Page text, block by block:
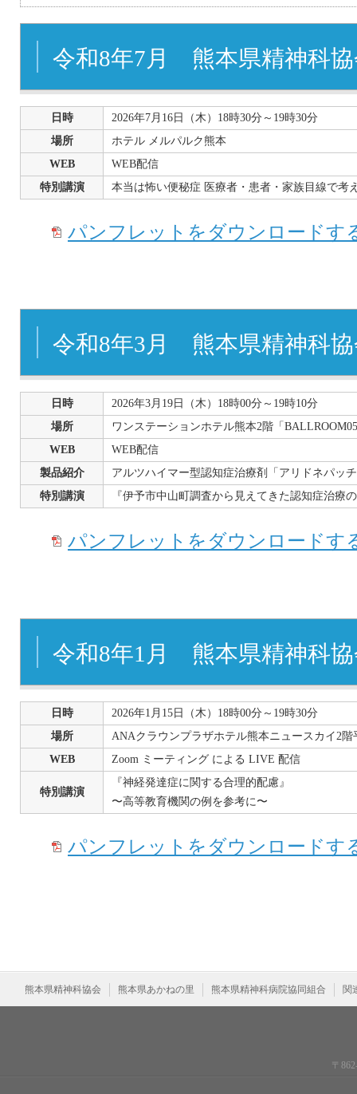
令和8年7月 熊本県精神科
日時
2026年7月16日（木）18時30分～19時30分
場所
ホテル メルパルク熊本
WEB
WEB配信
特別講演
本当は怖い便秘症 医療者・患者・家族目線で考
パンフレットをダウンロードす
令和8年3月 熊本県精神科
日時
2026年3月19日（木）18時00分～19時10分
場所
ワンステーションホテル熊本2階「
WEB
WEB配信
製品紹介
アルツハイマー型認知症治療剤「アリドネパッ
特別講演
『伊予市中山町調査から見えてきた認知症治療
パンフレットをダウンロードす
令和8年1月 熊本県精神科
日時
2026年1月15日（木）18時00分～19時30分
場所
ANAクラウンプラザホテル熊本ニュースカイ2階
WEB
Zoom ミーティング による LIVE 配信
特別講演
『神経発達症に関する合理的配慮』
〜⾼等教育機関の例を参考に〜
パンフレットをダウンロードす
熊本県精神科協会 熊本県あかねの里 熊本県精神科病院協同組合 関
〒